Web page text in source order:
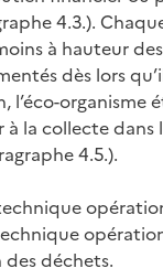
4.3.).
à hauteur
dès lors
l’éco-
la collecte dans
4.5.).
déchets.